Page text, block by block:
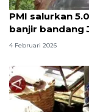
PMI salurkan
banjir bandang
4 Februari 2026